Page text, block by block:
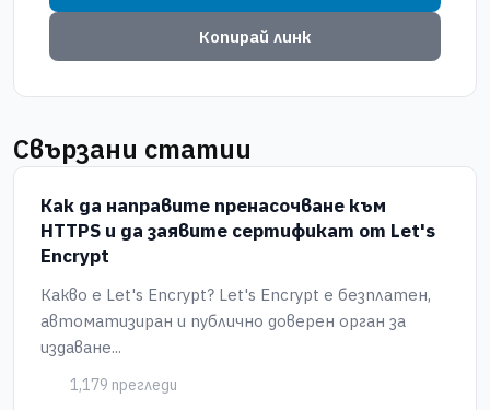
Копирай линк
Свързани статии
Как да направите пренасочване към
HTTPS и да заявите сертификат от Let's
Encrypt
Какво е Let's Encrypt? Let's Encrypt е безплатен,
автоматизиран и публично доверен орган за
издаване...
1,179 прегледи